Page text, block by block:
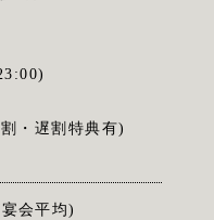
・遅割特典有)
会平均)